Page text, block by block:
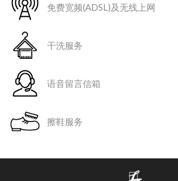
免费宽频(ADSL)及无线上网
干洗服务
语音留言信箱
擦鞋服务